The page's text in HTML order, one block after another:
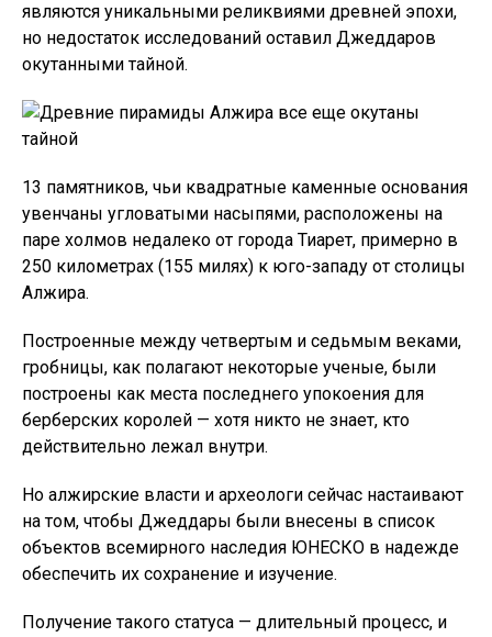
являются уникальными реликвиями древней эпохи,
но недостаток исследований оставил Джеддаров
окутанными тайной.
13 памятников, чьи квадратные каменные основания
увенчаны угловатыми насыпями, расположены на
паре холмов недалеко от города Тиарет, примерно в
250 километрах (155 милях) к юго-западу от столицы
Алжира.
Построенные между четвертым и седьмым веками,
гробницы, как полагают некоторые ученые, были
построены как места последнего упокоения для
берберских королей — хотя никто не знает, кто
действительно лежал внутри.
Но алжирские власти и археологи сейчас настаивают
на том, чтобы Джеддары были внесены в список
объектов всемирного наследия ЮНЕСКО в надежде
обеспечить их сохранение и изучение.
Получение такого статуса — длительный процесс, и